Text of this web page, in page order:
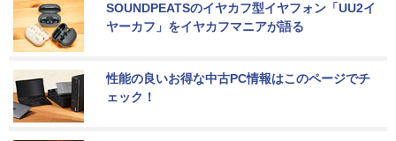
SOUNDPEATSのイヤカフ型イヤフォン「UU2イ
ヤーカフ」をイヤカフマニアが語る
性能の良いお得な中古PC情報はこのページでチ
ェック！